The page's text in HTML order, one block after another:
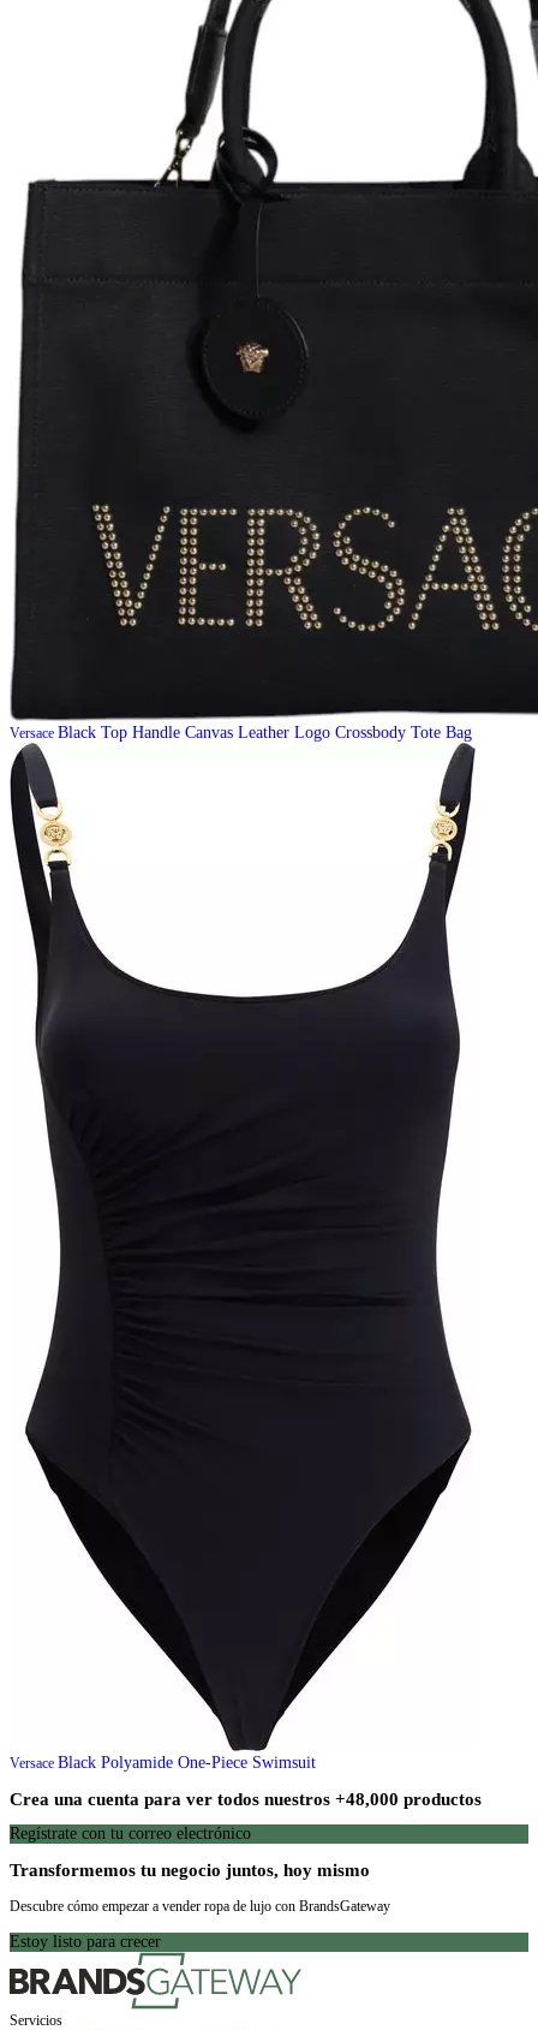
Versace Black Top Handle Canvas Leather Logo Crossbody Tote Bag
Versace Black Polyamide One-Piece Swimsuit
Crea una cuenta para ver todos nuestros +48,000 productos
Regístrate con tu correo electrónico
Transformemos tu negocio juntos, hoy mismo
Descubre cómo empezar a vender ropa de lujo con BrandsGateway
Estoy listo para crecer
Servicios